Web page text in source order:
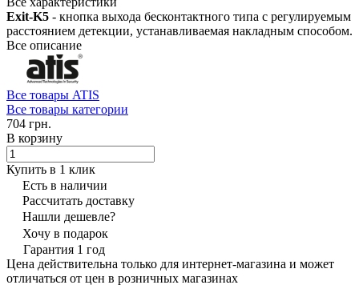
Exit-K5 - кнопка выхода бесконтактного типа с регулируемым
расстоянием детекции, устанавливаемая накладным способом.
Все описание
Все товары ATIS
Все товары категории
704 грн.
В корзину
Купить в 1 клик
Есть в наличии
Рассчитать доставку
Нашли дешевле?
Хочу в подарок
Гарантия 1 год
Цена действительна только для интернет-магазина и может
отличаться от цен в розничных магазинах